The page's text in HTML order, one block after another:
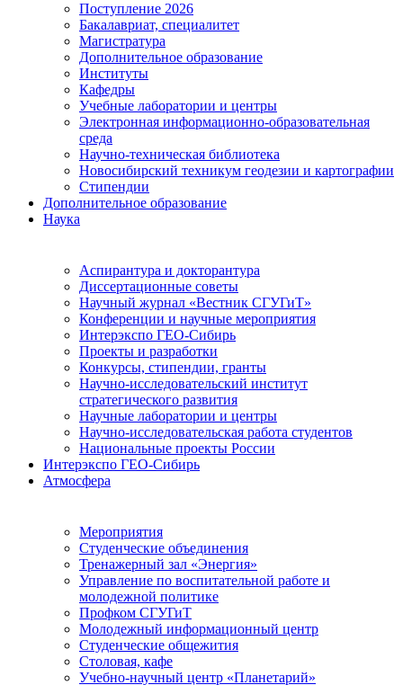
Поступление 2026
Бакалавриат, специалитет
Магистратура
Дополнительное образование
Институты
Кафедры
Учебные лаборатории и центры
Электронная информационно-образовательная
среда
Научно-техническая библиотека
Новосибирский техникум геодезии и картографии
Стипендии
Дополнительное образование
Наука
Аспирантура и докторантура
Диссертационные советы
Научный журнал «Вестник СГУГиТ»
Конференции и научные мероприятия
Интерэкспо ГЕО-Сибирь
Проекты и разработки
Конкурсы, стипендии, гранты
Научно-исследовательский институт
стратегического развития
Научные лаборатории и центры
Научно-исследовательская работа студентов
Национальные проекты России
Интерэкспо ГЕО-Сибирь
Атмосфера
Мероприятия
Студенческие объединения
Тренажерный зал «Энергия»
Управление по воспитательной работе и
молодежной политике
Профком СГУГиТ
Молодежный информационный центр
Студенческие общежития
Столовая, кафе
Учебно-научный центр «Планетарий»